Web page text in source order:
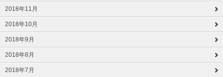
2018年11月
2018年10月
2018年9月
2018年8月
2018年7月